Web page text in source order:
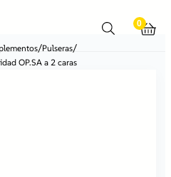
0
/Pulseras/
OP.SA a 2 caras